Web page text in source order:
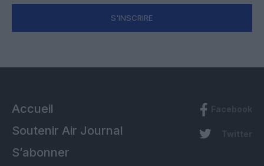
S'INSCRIRE
Accueil
Soutenir Air Journal
S’abonner